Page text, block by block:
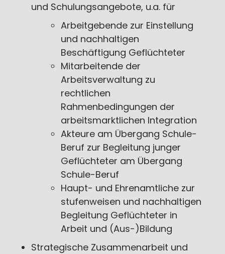
und Schulungsangebote, u.a. für
Arbeitgebende zur Einstellung
und nachhaltigen
Beschäftigung Geflüchteter
Mitarbeitende der
Arbeitsverwaltung zu
rechtlichen
Rahmenbedingungen der
arbeitsmarktlichen Integration
Akteure am Übergang Schule-
Beruf zur Begleitung junger
Geflüchteter am Übergang
Schule-Beruf
Haupt- und Ehrenamtliche zur
stufenweisen und nachhaltigen
Begleitung Geflüchteter in
Arbeit und (Aus-)Bildung
Strategische Zusammenarbeit und